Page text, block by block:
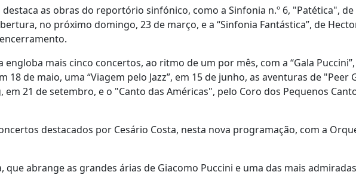
destaca as obras do reportório sinfónico, como a Sinfonia n.º 6, "Patética", de
no próximo domingo, 23 de março, e a “Sinfonia Fantástica”, de
mais cinco concertos, ao ritmo de um por mês, com a “Gala
18 de maio, uma “Viagem pelo Jazz”, em 15 de junho, as aventuras de "Peer
21 de setembro, e o "Canto das Américas", pelo Coro dos Pequenos
destacados por Cesário Costa, nesta nova programação, com a
abrange as grandes árias de Giacomo Puccini e uma das mais